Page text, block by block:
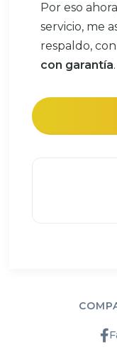
Por eso
servicio, me
respaldo,
con garantía.